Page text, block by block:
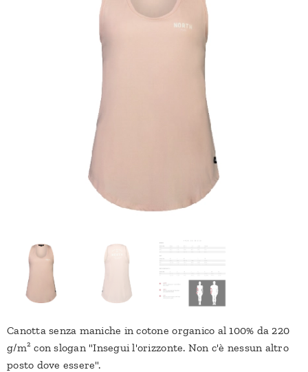
Canotta senza maniche in cotone organico al 100% da 220
g/m² con slogan "Insegui l'orizzonte. Non c'è nessun altro
posto dove essere".